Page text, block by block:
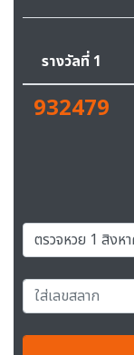
รางวัลที่ 1
932479